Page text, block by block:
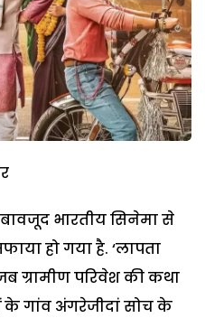
भारतीय सिनेमा से
हो गया है. ‘लापता
ग्रामीण परिवेश की कथा
के गांव अंगरेजीदां सोच के